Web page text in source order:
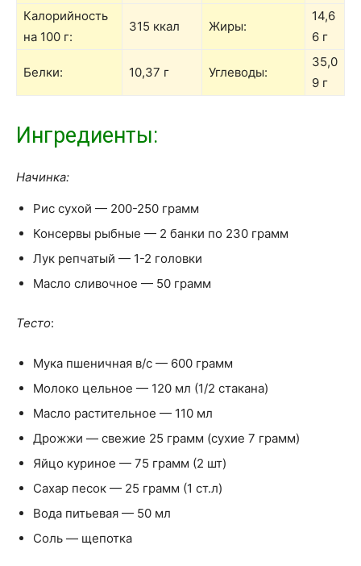
Калорийность
на 100 г:
315 ккал Жиры:
14,6
6 г
Белки: 10,37 г Углеводы:
35,0
9 г
Ингредиенты:
Начинка:
Рис сухой — 200-250 грамм
Консервы рыбные — 2 банки по 230 грамм
Лук репчатый — 1-2 головки
Масло сливочное — 50 грамм
Тесто:
Мука пшеничная в/с — 600 грамм
Молоко цельное — 120 мл (1/2 стакана)
Масло растительное — 110 мл
Дрожжи — свежие 25 грамм (сухие 7 грамм)
Яйцо куриное — 75 грамм (2 шт)
Сахар песок — 25 грамм (1 ст.л)
Вода питьевая — 50 мл
Соль — щепотка